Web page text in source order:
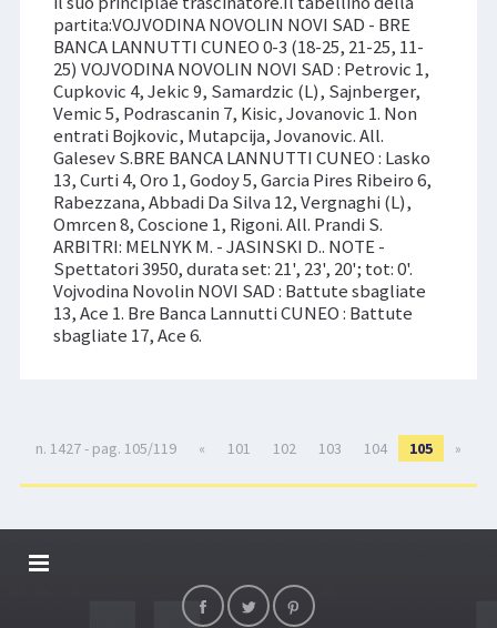
partita:VOJVODINA NOVOLIN NOVI SAD - BRE
BANCA LANNUTTI CUNEO 0-3 (18-25, 21-25, 11-
25) VOJVODINA NOVOLIN NOVI SAD : Petrovic 1,
Cupkovic 4, Jekic 9, Samardzic (L), Sajnberger,
Vemic 5, Podrascanin 7, Kisic, Jovanovic 1. Non
entrati Bojkovic, Mutapcija, Jovanovic. All.
Galesev S.BRE BANCA LANNUTTI CUNEO : Lasko
13, Curti 4, Oro 1, Godoy 5, Garcia Pires Ribeiro 6,
Rabezzana, Abbadi Da Silva 12, Vergnaghi (L),
Omrcen 8, Coscione 1, Rigoni. All. Prandi S.
ARBITRI: MELNYK M. - JASINSKI D.. NOTE -
Spettatori 3950, durata set: 21', 23', 20'; tot: 0'.
Vojvodina Novolin NOVI SAD : Battute sbagliate
13, Ace 1. Bre Banca Lannutti CUNEO : Battute
sbagliate 17, Ace 6.
n. 1427 - pag. 105/119 « 101 102 103 104 105 »
DALLARIVOLLEY SOSTIENE